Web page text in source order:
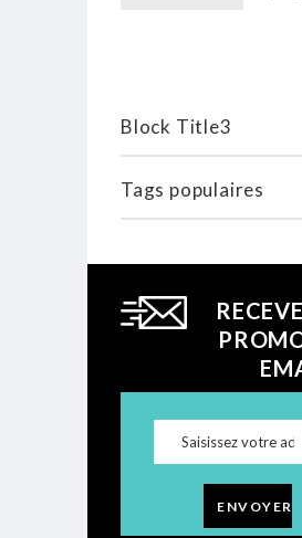
Block Title3
Tags populaires
ENVOYER